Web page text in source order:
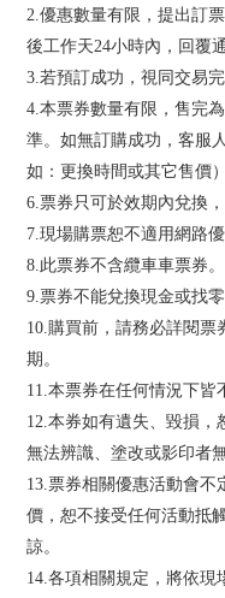
2.優惠數量有限，提出訂
後工作天24小時內，回覆
3.若預訂成功，視同交易
4.本票券數量有限，售完
準。如無訂購成功，客服
如：更換時間或其它售價
6.票券只可於效期內兌換
7.現場購票恕不適用網路優
8.此票券不含纜車車票券。
9.票券不能兌換現金或找
10.購買前，請務必詳閱票
期。
11.本票券在任何情況下皆
12.本券如有遺失、毀損，
無法辨識、塗改或影印者無
13.票券相關優惠活動會不
價，恕不接受任何活動抵
諒。
14.各項相關規定，將依